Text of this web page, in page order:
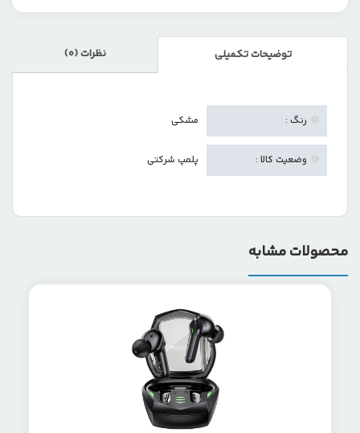
توضیحات تکمیلی نظرات (0)
رنگ : مشکی
وضعیت کالا : پلمپ شرکتی
محصولات مشابه